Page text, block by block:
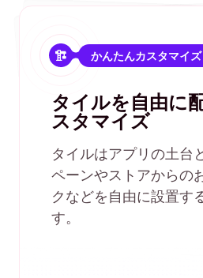
かんたんカスタマイズ
タイルを自由に
スタマイズ
タイルはアプリの土台
ペーンやストアからの
クなどを自由に設置す
す。